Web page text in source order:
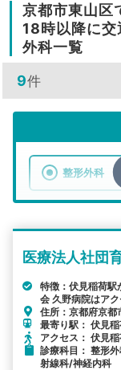
京都市東山区
18時以降に
外科一覧
9件
整形外科
駅から
医療法人社団
特徴：伏見稲荷駅
会 久野病院はアク
住所：京都府京
最寄り駅： 伏見
アクセス： 伏見
診療科目： 整形
射線科/神経内科